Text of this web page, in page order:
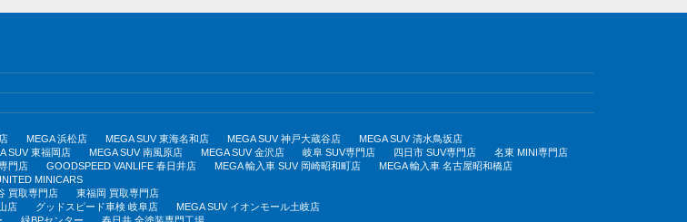
MEGA 浜松店 MEGA SUV 東海名和店 MEGA SUV 神戸大蔵谷店
MEGA SUV 清水鳥坂店
SUV 東福岡店 MEGA SUV 南風原店 MEGA SUV 金沢店 岐阜 SUV専門店 四日市 SUV専門店
名東 MINI専門店
門店 GOODSPEED VANLIFE 春日井店 MEGA 輸入車 SUV 岡崎昭和町店
MEGA 輸入車 名古屋昭和橋店
MINICARS
買取専門店
東福岡 買取専門店
店 グッドスピード車検 岐阜店
MEGA SUV イオンモール土岐店